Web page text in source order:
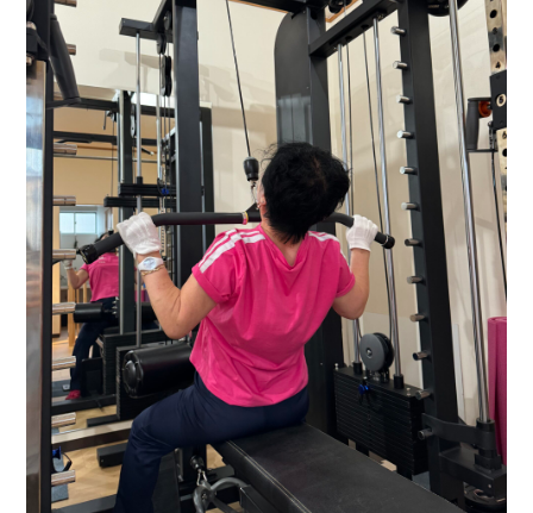
スペシャル
コラム
ray.koriyama @720qutra